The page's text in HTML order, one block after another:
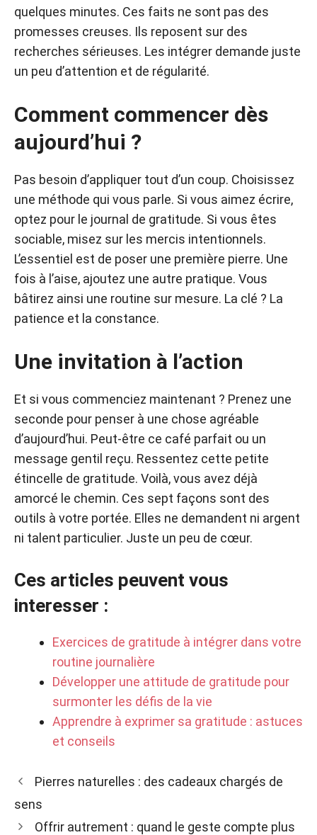
quelques minutes. Ces faits ne sont pas des
promesses creuses. Ils reposent sur des
recherches sérieuses. Les intégrer demande juste
un peu d’attention et de régularité.
Comment commencer dès
aujourd’hui ?
Pas besoin d’appliquer tout d’un coup. Choisissez
une méthode qui vous parle. Si vous aimez écrire,
optez pour le journal de gratitude. Si vous êtes
sociable, misez sur les mercis intentionnels.
L’essentiel est de poser une première pierre. Une
fois à l’aise, ajoutez une autre pratique. Vous
bâtirez ainsi une routine sur mesure. La clé ? La
patience et la constance.
Une invitation à l’action
Et si vous commenciez maintenant ? Prenez une
seconde pour penser à une chose agréable
d’aujourd’hui. Peut-être ce café parfait ou un
message gentil reçu. Ressentez cette petite
étincelle de gratitude. Voilà, vous avez déjà
amorcé le chemin. Ces sept façons sont des
outils à votre portée. Elles ne demandent ni argent
ni talent particulier. Juste un peu de cœur.
Ces articles peuvent vous
interesser :
Exercices de gratitude à intégrer dans votre
routine journalière
Développer une attitude de gratitude pour
surmonter les défis de la vie
Apprendre à exprimer sa gratitude : astuces
et conseils
Pierres naturelles : des cadeaux chargés de
sens
Offrir autrement : quand le geste compte plus